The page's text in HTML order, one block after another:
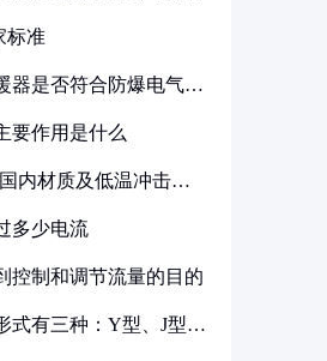
标准
器是否符合防爆电气设
要作用是什么
内材质及低温冲击要
多少电流
控制和调节流量的目的
式有三种：Y型、J型、